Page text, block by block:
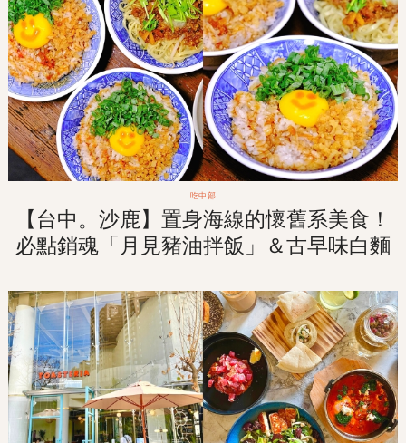
吃中部
【台中。沙鹿】置身海線的懷舊系美食！
必點銷魂「月見豬油拌飯」＆古早味白麵